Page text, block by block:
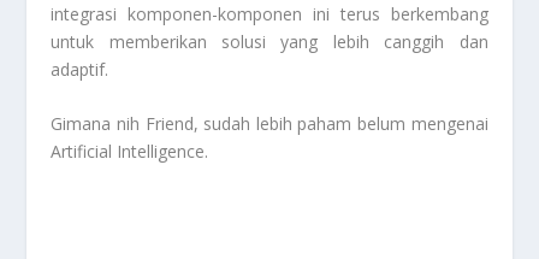
integrasi komponen-komponen ini terus berkembang
untuk memberikan solusi yang lebih canggih dan
adaptif.
Gimana nih Friend, sudah lebih paham belum mengenai
Artificial Intelligence.